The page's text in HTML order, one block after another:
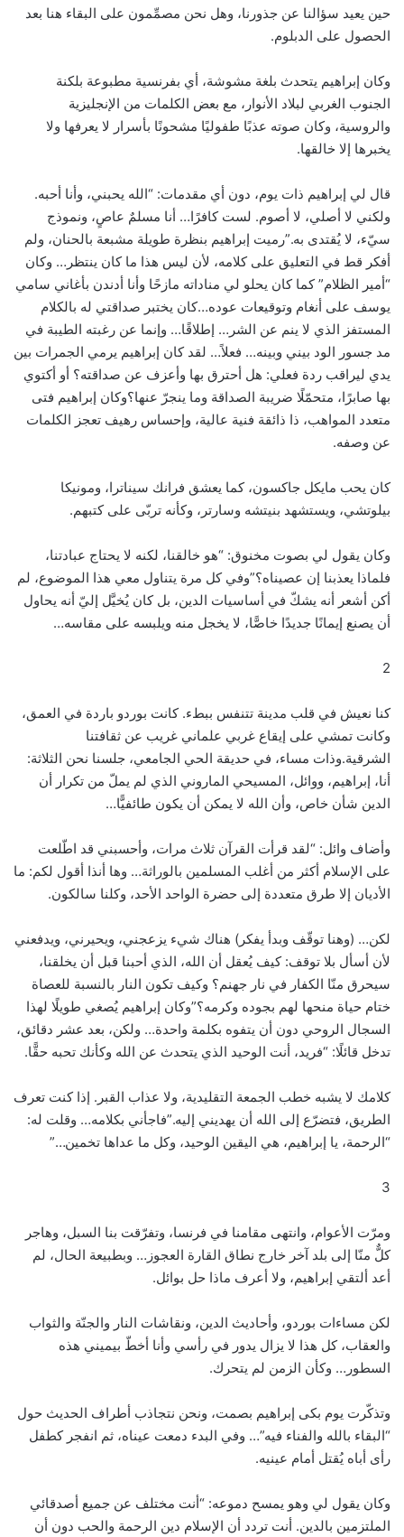
حين يعيد سؤالنا عن جذورنا، وهل نحن مصمِّمون على البقاء هنا بعد
الحصول على الدبلوم.
وكان إبراهيم يتحدث بلغة مشوشة، أي بفرنسية مطبوعة بلكنة
الجنوب الغربي لبلاد الأنوار، مع بعض الكلمات من الإنجليزية
والروسية، وكان صوته عذبًا طفوليًا مشحونًا بأسرار لا يعرفها ولا
يخبرها إلا خالقها.
قال لي إبراهيم ذات يوم، دون أي مقدمات: “الله يحبني، وأنا أحبه.
ولكني لا أصلي، لا أصوم. لست كافرًا… أنا مسلمٌ عاصٍ، ونموذج
سيّء، لا يُقتدى به.”رميت إبراهيم بنظرة طويلة مشبعة بالحنان، ولم
أفكر قط في التعليق على كلامه، لأن ليس هذا ما كان ينتظر… وكان
“أمير الظلام” كما كان يحلو لي مناداته مازحًا وأنا أدندن بأغاني سامي
يوسف على أنغام وتوقيعات عوده…كان يختبر صداقتي له بالكلام
المستفز الذي لا ينم عن الشر… إطلاقًا… وإنما عن رغبته الطيبة في
مد جسور الود بيني وبينه… فعلاً… لقد كان إبراهيم يرمي الجمرات بين
يدي ليراقب ردة فعلي: هل أحترق بها وأعزف عن صداقته؟ أو أكتوي
بها صابرًا، متحمّلًا ضريبة الصداقة وما ينجرّ عنها؟وكان إبراهيم فتى
متعدد المواهب، ذا ذائقة فنية عالية، وإحساس رهيف تعجز الكلمات
عن وصفه.
كان يحب مايكل جاكسون، كما يعشق فرانك سيناترا، ومونيكا
بيلوتشي، ويستشهد بنيتشه وسارتر، وكأنه تربّى على كتبهم.
وكان يقول لي بصوت مخنوق: “هو خالقنا، لكنه لا يحتاج عبادتنا،
فلماذا يعذبنا إن عصيناه؟”وفي كل مرة يتناول معي هذا الموضوع، لم
أكن أشعر أنه يشكّ في أساسيات الدين، بل كان يُخيَّل إليّ أنه يحاول
أن يصنع إيمانًا جديدًا خاصًّا، لا يخجل منه ويلبسه على مقاسه…
2
كنا نعيش في قلب مدينة تتنفس ببطء. كانت بوردو باردة في العمق،
وكانت تمشي على إيقاع غربي علماني غريب عن ثقافتنا
الشرقية.وذات مساء، في حديقة الحي الجامعي، جلسنا نحن الثلاثة:
أنا، إبراهيم، ووائل، المسيحي الماروني الذي لم يملّ من تكرار أن
الدين شأن خاص، وأن الله لا يمكن أن يكون طائفيًّا…
وأضاف وائل: “لقد قرأت القرآن ثلاث مرات، وأحسبني قد اطّلعت
على الإسلام أكثر من أغلب المسلمين بالوراثة… وها أنذا أقول لكم: ما
الأديان إلا طرق متعددة إلى حضرة الواحد الأحد، وكلنا سالكون.
لكن… (وهنا توقّف وبدأ يفكر) هناك شيء يزعجني، ويحيرني، ويدفعني
لأن أسأل بلا توقف: كيف يُعقل أن الله، الذي أحبنا قبل أن يخلقنا،
سيحرق منّا الكفار في نار جهنم؟ وكيف تكون النار بالنسبة للعصاة
ختام حياة منحها لهم بجوده وكرمه؟”وكان إبراهيم يُصغي طويلًا لهذا
السجال الروحي دون أن يتفوه بكلمة واحدة… ولكن، بعد عشر دقائق،
تدخل قائلًا: “فريد، أنت الوحيد الذي يتحدث عن الله وكأنك تحبه حقًّا.
كلامك لا يشبه خطب الجمعة التقليدية، ولا عذاب القبر. إذا كنت تعرف
الطريق، فتضرّع إلى الله أن يهديني إليه.”فاجأني بكلامه… وقلت له:
“الرحمة، يا إبراهيم، هي اليقين الوحيد، وكل ما عداها تخمين…”
3
ومرّت الأعوام، وانتهى مقامنا في فرنسا، وتفرّقت بنا السبل، وهاجر
كلٌّ منّا إلى بلد آخر خارج نطاق القارة العجوز… وبطبيعة الحال، لم
أعد ألتقي إبراهيم، ولا أعرف ماذا حل بوائل.
لكن مساءات بوردو، وأحاديث الدين، ونقاشات النار والجنّة والثواب
والعقاب، كل هذا لا يزال يدور في رأسي وأنا أخطّ بيميني هذه
السطور… وكأن الزمن لم يتحرك.
وتذكّرت يوم بكى إبراهيم بصمت، ونحن نتجاذب أطراف الحديث حول
“البقاء بالله والفناء فيه”… وفي البدء دمعت عيناه، ثم انفجر كطفل
رأى أباه يُقتل أمام عينيه.
وكان يقول لي وهو يمسح دموعه: “أنت مختلف عن جميع أصدقائي
الملتزمين بالدين. أنت تردد أن الإسلام دين الرحمة والحب دون أن